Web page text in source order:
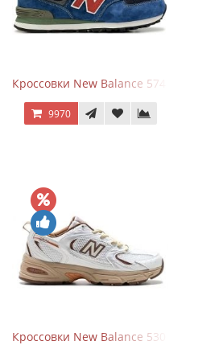
Кроссовки New Balance 574 Blue
9970
Кроссовки New Balance 530 x